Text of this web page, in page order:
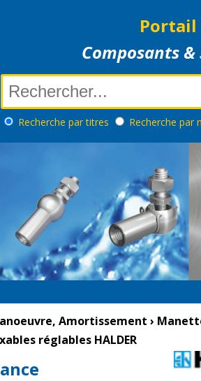
Portail
Composants
Recherche par titres Recherche par
Amortissement ›
réglables HALDER